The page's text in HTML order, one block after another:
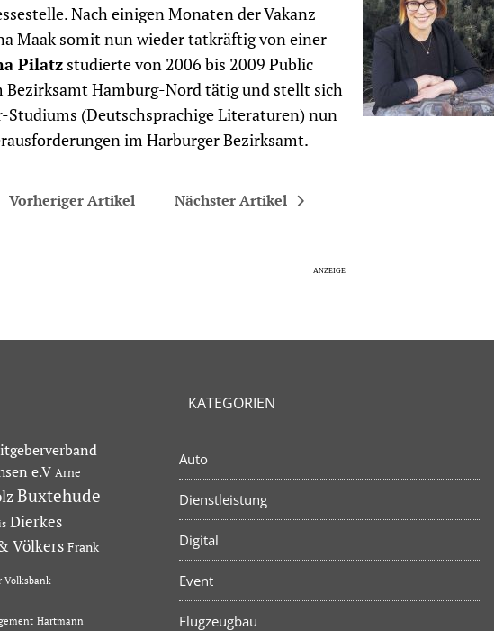
Nach einigen Monaten der Vakanz
Maak somit nun wieder tatkräftig von einer
Pilatz studierte von 2006 bis 2009 Public
Bezirksamt Hamburg-Nord tätig und stellt sich
Studiums (Deutschsprachige Literaturen) nun
im Harburger Bezirksamt.
Vorheriger Artikel Nächster Artikel
e.V Arne
Buxtehude
Dierkes
Völkers Frank
Volksbank
Hartmann
KATEGORIEN
Auto
Dienstleistung
Digital
Event
Flugzeugbau